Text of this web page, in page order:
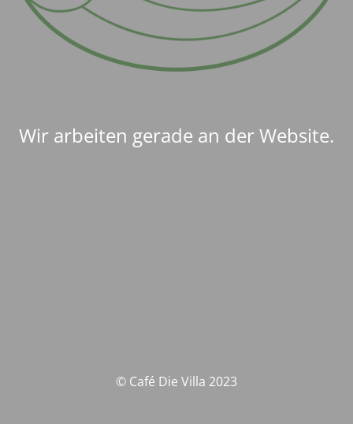
Wir arbeiten gerade an der Website.
© Café Die Villa 2023